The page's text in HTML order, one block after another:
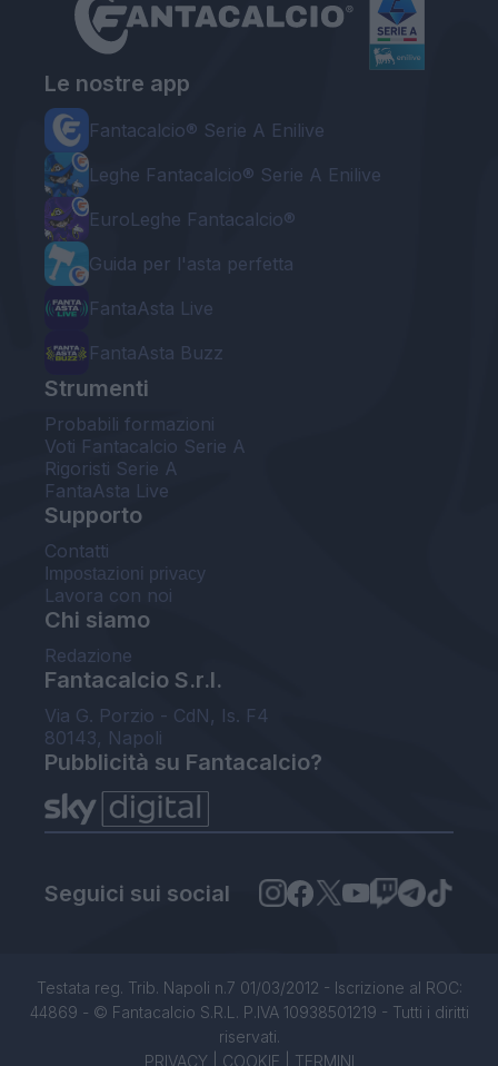
Le nostre app
Fantacalcio® Serie A Enilive
Leghe Fantacalcio® Serie A Enilive
EuroLeghe Fantacalcio®
Guida per l'asta perfetta
FantaAsta Live
FantaAsta Buzz
Strumenti
Probabili formazioni
Voti Fantacalcio Serie A
Rigoristi Serie A
FantaAsta Live
Supporto
Contatti
Impostazioni privacy
Lavora con noi
Chi siamo
Redazione
Fantacalcio S.r.l.
Via G. Porzio - CdN, Is. F4
80143, Napoli
Pubblicità su Fantacalcio?
Seguici sui social
Testata reg. Trib. Napoli n.7 01/03/2012 - Iscrizione al ROC:
44869 - © Fantacalcio S.R.L. P.IVA 10938501219 - Tutti i diritti
riservati.
PRIVACY| COOKIE TERMINI